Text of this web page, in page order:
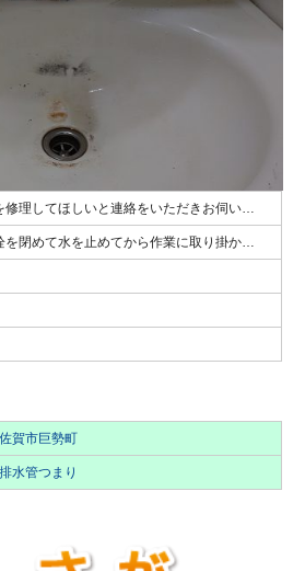
修理してほしいと連絡をいただきお伺い…
を閉めて水を止めてから作業に取り掛か…
佐賀市巨勢町
排水管つまり